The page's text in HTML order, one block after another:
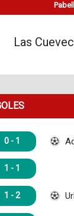
Las
0 - 1
1 - 1
1 - 2